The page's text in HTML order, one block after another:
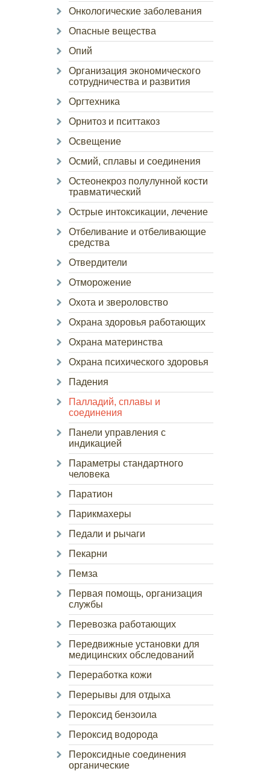
Онкологические заболевания
Опасные вещества
Опий
Организация экономического
сотрудничества и развития
Оргтехника
Орнитоз и пситтакоз
Освещение
Осмий, сплавы и соединения
Остеонекроз полулунной кости
травматический
Острые интоксикации, лечение
Отбеливание и отбеливающие
средства
Отвердители
Отморожение
Охота и звероловство
Охрана здоровья работающих
Охрана материнства
Охрана психического здоровья
Падения
Палладий, сплавы и
соединения
Панели управления с
индикацией
Параметры стандартного
человека
Паратион
Парикмахеры
Педали и рычаги
Пекарни
Пемза
Первая помощь, организация
службы
Перевозка работающих
Передвижные установки для
медицинских обследований
Переработка кожи
Перерывы для отдыха
Пероксид бензоила
Пероксид водорода
Пероксидные соединения
органические